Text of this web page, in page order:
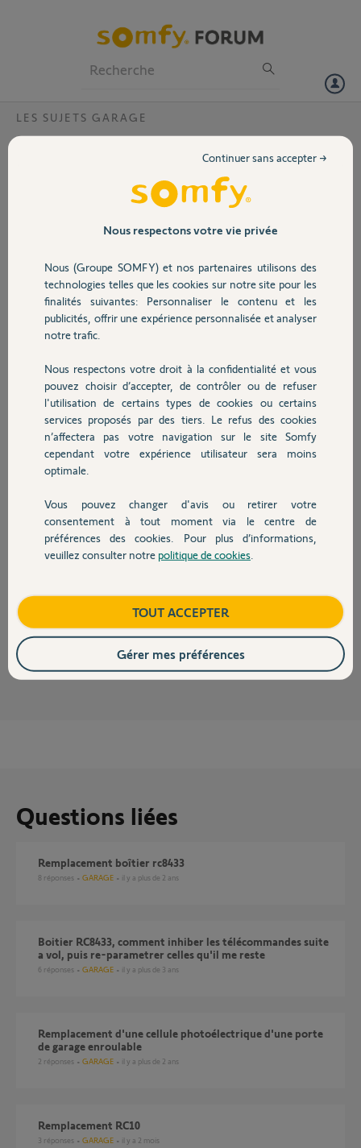
Volet
Sécurité
Domotique
Chauffage
Autres produits
Devis avec un pro
Contact
LES SUJETS GARAGE
J'ai une porte de garage enroulable avec boîtier RC 8433
Or les télécommandes ne marche plus pourriez vous me dire par quoi
je peux remplacer ce boîtier avec des télécommande et le tarif svp
Eric B.
il y a 3 mois
Participer au fil de discussion
Réponses
Vous trouverez sur des sites spécialisés en ligne le Rollixo Optimo RTS
et/ou le Rollixo Smart IO.
Charly il y a 3 mois
Pouvez-vous montrer des photos du récepteur et des télécommandes ?
il y a 3 mois
Questions liées
Remplacement boîtier rc8433
8 réponses GARAGE il y a plus de 2 ans
Boitier RC8433, comment inhiber les télécommandes suite
a vol, puis re-parametrer celles qu'il me reste
6 réponses GARAGE il y a plus de 3 ans
Remplacement d'une cellule photoélectrique d'une porte
de garage enroulable
2 réponses GARAGE il y a plus de 2 ans
Remplacement RC10
3 réponses GARAGE il y a 2 mois
Nous respectons votre vie privée
Nous (Groupe SOMFY) et nos partenaires utilisons des
technologies telles que les cookies sur notre site pour les
finalités suivantes: Personnaliser le contenu et les
publicités, offrir une expérience personnalisée et analyser
notre trafic.
Nous respectons votre droit à la confidentialité et vous
pouvez choisir d’accepter, de contrôler ou de refuser
l'utilisation de certains types de cookies ou certains
services proposés par des tiers. Le refus des cookies
n’affectera pas votre navigation sur le site Somfy
cependant votre expérience utilisateur sera moins
optimale.
Vous pouvez changer d'avis ou retirer votre
consentement à tout moment via le centre de
préférences des cookies. Pour plus d’informations,
veuillez consulter notre politique de cookies
Continuer sans accepter →
TOUT ACCEPTER
Gérer mes préférences